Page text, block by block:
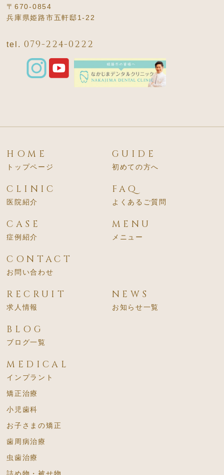
〒670-0854
兵庫県姫路市五軒邸1-22
tel. 079-224-0222
HOME
トップページ
CLINIC
医院紹介
CASE
症例紹介
CONTACT
お問い合わせ
GUIDE
初めての方へ
FAQ
よくあるご質問
MENU
メニュー
RECRUIT
求人情報
NEWS
お知らせ一覧
BLOG
ブログ一覧
MEDICAL
インプラント
矯正治療
小児歯科
お子さまの矯正
歯周病治療
虫歯治療